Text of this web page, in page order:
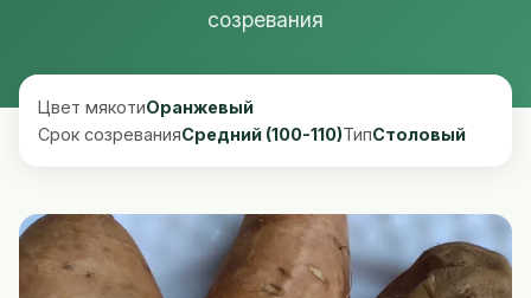
созревания
Цвет мякотиОранжевый
Срок созреванияСредний (100-110)ТипСтоловый